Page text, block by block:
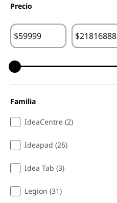
Precio
$ $
Familia
IdeaCentre (2)
Ideapad (26)
Idea Tab (3)
Legion (31)